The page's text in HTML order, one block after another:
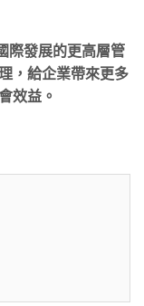
際發展的更高層管
，給企業帶來更多
效益。